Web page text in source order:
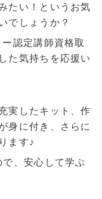
たい！というお気
でしょうか？
認定講師資格取
た気持ちを応援い
実したキット、作
身に付き、さらに
ます♪
、安心して学ぶ